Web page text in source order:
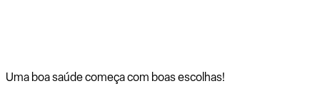
Uma boa saúde começa com boas escolhas!